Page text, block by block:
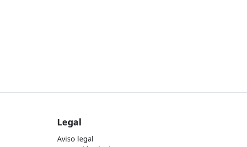
Legal
Aviso legal